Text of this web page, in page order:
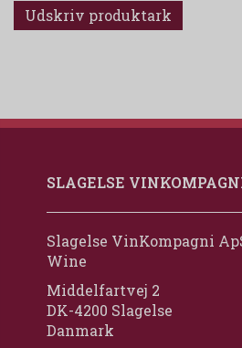
Udskriv produktark
SLAGELSE
Slagelse VinKompagni
Wine
Middelfartvej 2
DK-4200 Slagelse
Danmark